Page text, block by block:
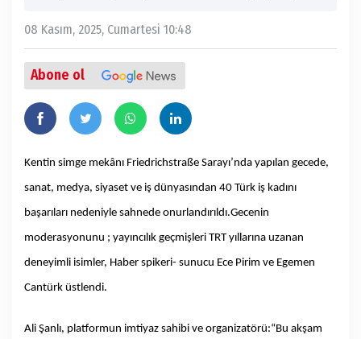
08 Kasım, 2025, Cumartesi 10:48
Abone ol
Kentin simge mekânı Friedrichstraße Sarayı’nda yapılan gecede,
sanat, medya, siyaset ve iş dünyasından 40 Türk iş kadını
başarıları nedeniyle sahnede onurlandırıldı.Gecenin
moderasyonunu ; yayıncılık geçmişleri TRT yıllarına uzanan
deneyimli isimler, Haber spikeri- sunucu Ece Pirim ve Egemen
Cantürk üstlendi.
Ali Şanlı, platformun imtiyaz sahibi ve organizatörü:“Bu akşam